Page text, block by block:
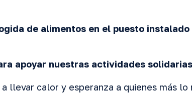
de alimentos en el puesto
apoyar nuestras actividades solidarias
a llevar calor y esperanza a quienes más lo